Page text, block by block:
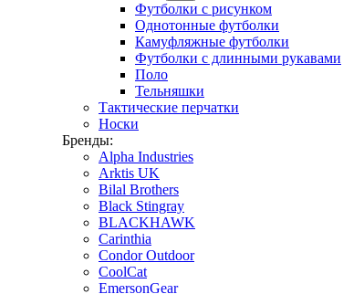
Футболки с рисунком
Однотонные футболки
Камуфляжные футболки
Футболки с длинными рукавами
Поло
Тельняшки
Тактические перчатки
Носки
Бренды:
Alpha Industries
Arktis UK
Bilal Brothers
Black Stingray
BLACKHAWK
Carinthia
Condor Outdoor
CoolCat
EmersonGear